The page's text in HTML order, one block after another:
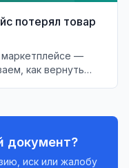
потерял товар
маркетплейсе —
как вернуть
документ?
иск или жалобу